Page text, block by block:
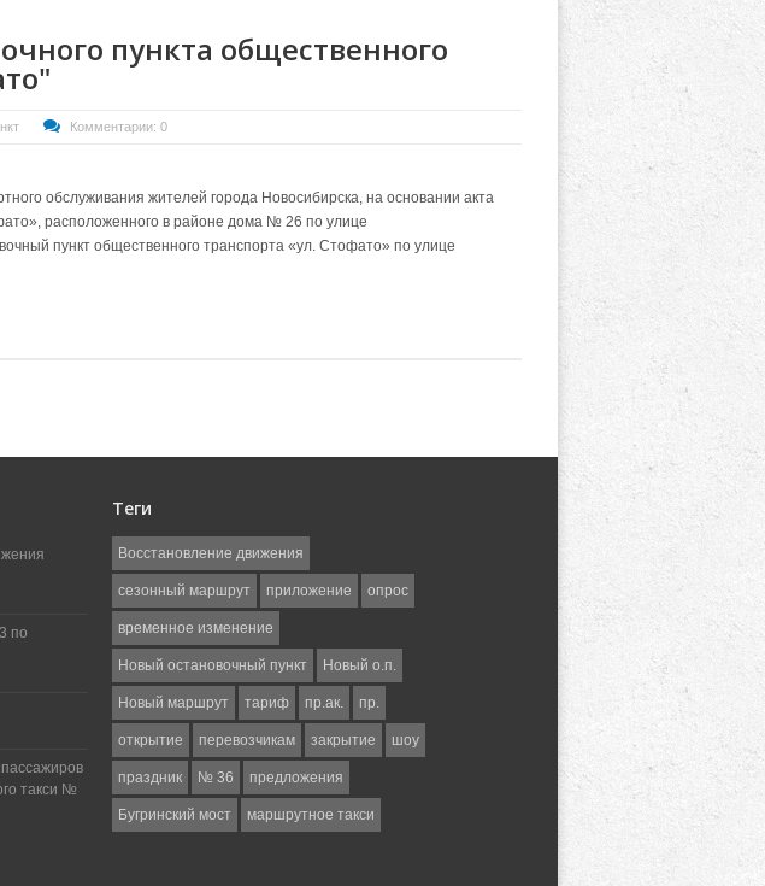
пункта общественного
Комментарии: 0
обслуживания жителей города Новосибирска, на основании акта
расположенного в районе дома № 26 по улице
пункт общественного транспорта «ул. Стофато» по улице
по
такси №
Теги
Восстановление движения
сезонный маршрут приложение опрос
временное изменение
Новый остановочный пункт Новый о.п.
Новый маршрут тариф пр.ак. пр.
открытие перевозчикам закрытие шоу
праздник № 36 предложения
Бугринский мост маршрутное такси